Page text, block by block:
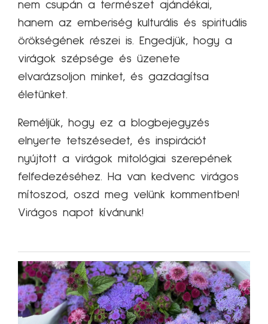
nem csupán a természet ajándékai,
hanem az emberiség kulturális és spirituális
örökségének részei is. Engedjük, hogy a
virágok szépsége és üzenete
elvarázsoljon minket, és gazdagítsa
életünket.
Reméljük, hogy ez a blogbejegyzés
elnyerte tetszésedet, és inspirációt
nyújtott a virágok mitológiai szerepének
felfedezéséhez. Ha van kedvenc virágos
mítoszod, oszd meg velünk kommentben!
Virágos napot kívánunk!